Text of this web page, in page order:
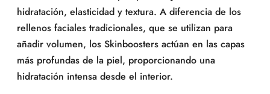
hidratación, elasticidad y textura. A diferencia de los
rellenos faciales tradicionales, que se utilizan para
añadir volumen, los Skinboosters actúan en las capas
más profundas de la piel, proporcionando una
hidratación intensa desde el interior.